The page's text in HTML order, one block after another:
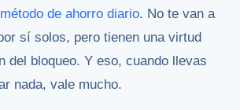
método de ahorro diario. No te van a
sí solos, pero tienen una virtud
del bloqueo. Y eso, cuando llevas
nada, vale mucho.